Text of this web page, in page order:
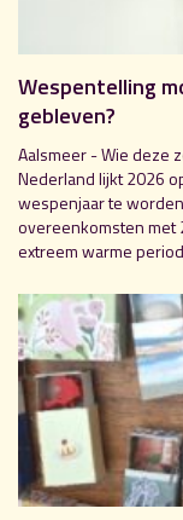
Wespentelling
gebleven?
Aalsmeer - Wie deze
Nederland lijkt 2026
wespenjaar te
overeenkomsten met
extreem warme